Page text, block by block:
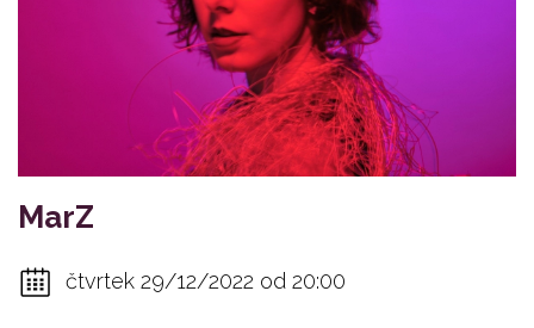
MarZ
čtvrtek 29/12/2022 od 20:00